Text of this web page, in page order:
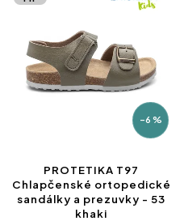
–6 %
PROTETIKA T97
Chlapčenské ortopedické
sandálky a prezuvky - 53
khaki